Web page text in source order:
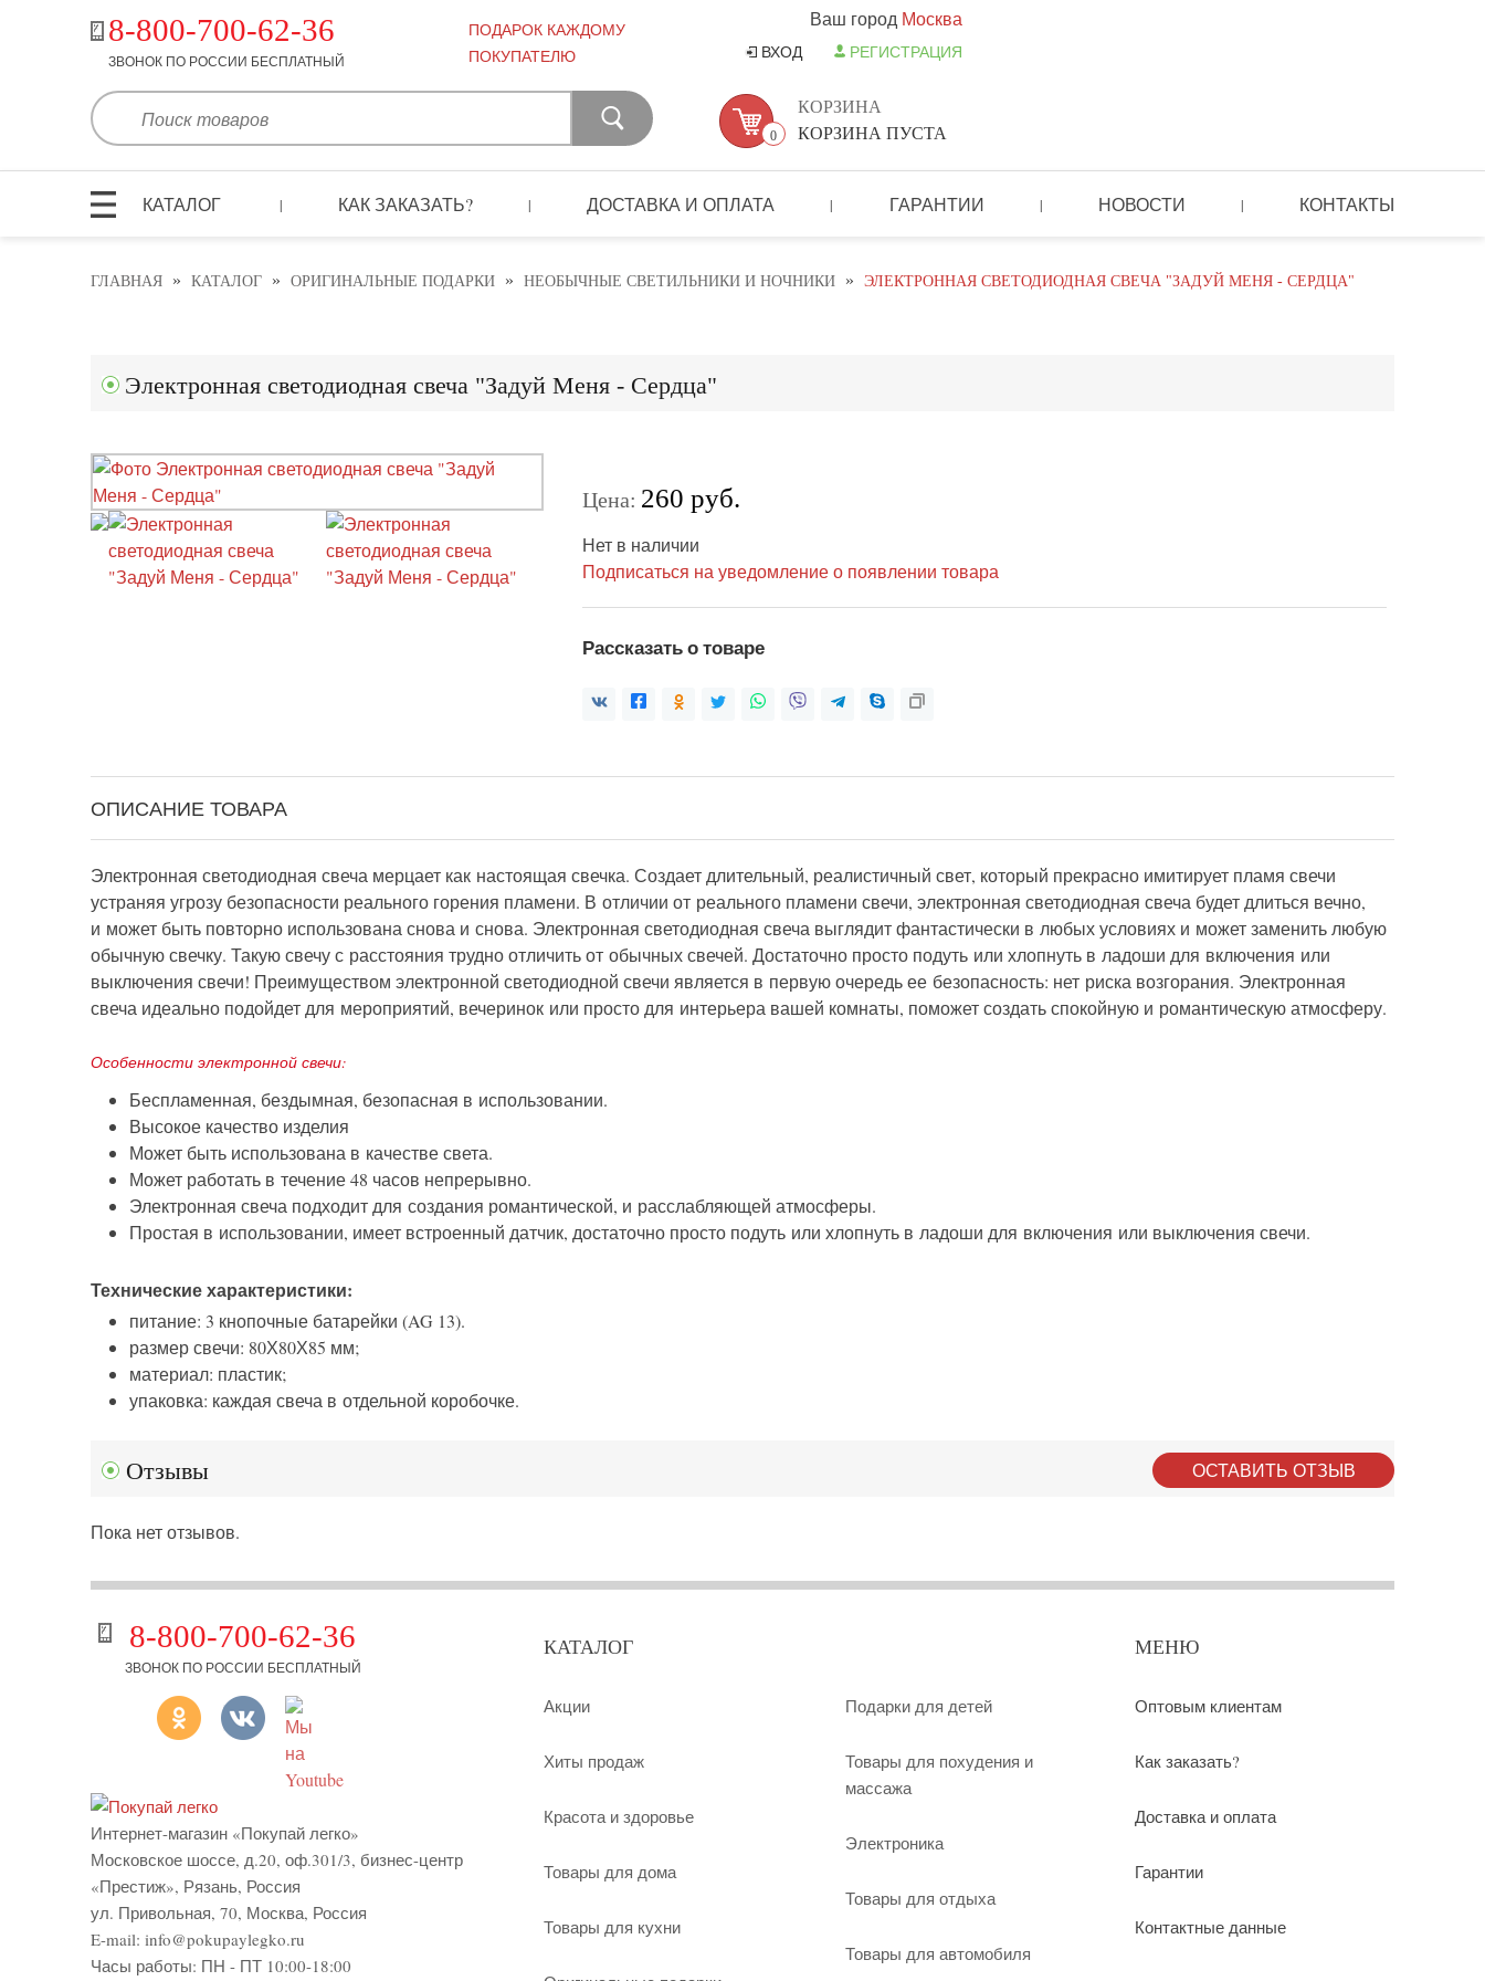
8-800-700-62-36
ЗВОНОК ПО РОССИИ БЕСПЛАТНЫЙ
ПОДАРОК КАЖДОМУ
ПОКУПАТЕЛЮ
Ваш город Москва
ВХОД РЕГИСТРАЦИЯ
0
КОРЗИНА
КОРЗИНА ПУСТА
КАТАЛОГ | КАК ЗАКАЗАТЬ? | ДОСТАВКА И ОПЛАТА | ГАРАНТИИ | НОВОСТИ | КОНТАКТЫ
ГЛАВНАЯ » КАТАЛОГ » ОРИГИНАЛЬНЫЕ ПОДАРКИ » НЕОБЫЧНЫЕ СВЕТИЛЬНИКИ И НОЧНИКИ » ЭЛЕКТРОННАЯ СВЕТОДИОДНАЯ СВЕЧА "ЗАДУЙ МЕНЯ - СЕРДЦА"
Электронная светодиодная свеча "Задуй Меня - Сердца"
Цена: 260 руб.
Нет в наличии
Подписаться на уведомление о появлении товара
Рассказать о товаре
ОПИСАНИЕ ТОВАРА
Электронная светодиодная свеча мерцает как настоящая свечка. Создает длительный, реалистичный свет, который прекрасно имитирует пламя свечи
устраняя угрозу безопасности реального горения пламени. В отличии от реального пламени свечи, электронная светодиодная свеча будет длиться вечно,
и может быть повторно использована снова и снова. Электронная светодиодная свеча выглядит фантастически в любых условиях и может заменить любую
обычную свечку. Такую свечу с расстояния трудно отличить от обычных свечей. Достаточно просто подуть или хлопнуть в ладоши для включения или
выключения свечи! Преимуществом электронной светодиодной свечи является в первую очередь ее безопасность: нет риска возгорания. Электронная
свеча идеально подойдет для мероприятий, вечеринок или просто для интерьера вашей комнаты, поможет создать спокойную и романтическую атмосферу.
Особенности электронной свечи:
Беспламенная, бездымная, безопасная в использовании.
Высокое качество изделия
Может быть использована в качестве света.
Может работать в течение 48 часов непрерывно.
Электронная свеча подходит для создания романтической, и расслабляющей атмосферы.
Простая в использовании, имеет встроенный датчик, достаточно просто подуть или хлопнуть в ладоши для включения или выключения свечи.
Технические характеристики:
питание: 3 кнопочные батарейки (AG 13).
размер свечи: 80Х80Х85 мм;
материал: пластик;
упаковка: каждая свеча в отдельной коробочке.
Отзывы ОСТАВИТЬ ОТЗЫВ
Пока нет отзывов.
8-800-700-62-36
ЗВОНОК ПО РОССИИ БЕСПЛАТНЫЙ
Интернет-магазин «Покупай легко»
Московское шоссе, д.20, оф.301/3, бизнес-центр
«Престиж», Рязань, Россия
ул. Привольная, 70, Москва, Россия
E-mail: info@pokupaylegko.ru
Часы работы: ПН - ПТ 10:00-18:00
КАТАЛОГ
Акции
Хиты продаж
Красота и здоровье
Товары для дома
Товары для кухни
Подарки для детей
Товары для похудения и
массажа
Электроника
Товары для отдыха
Товары для автомобиля
МЕНЮ
Оптовым клиентам
Как заказать?
Доставка и оплата
Гарантии
Контактные данные